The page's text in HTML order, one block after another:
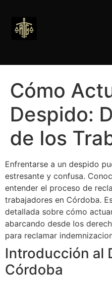
Cómo
Despido:
de los
Enfrentarse a un despido
estresante y confusa.
entender el proceso de
trabajadores en Córdoba.
detallada sobre cómo
abarcando desde los
para reclamar
Introducción al
Córdoba